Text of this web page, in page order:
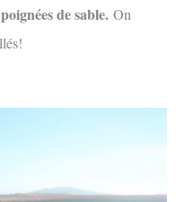
de sable. On